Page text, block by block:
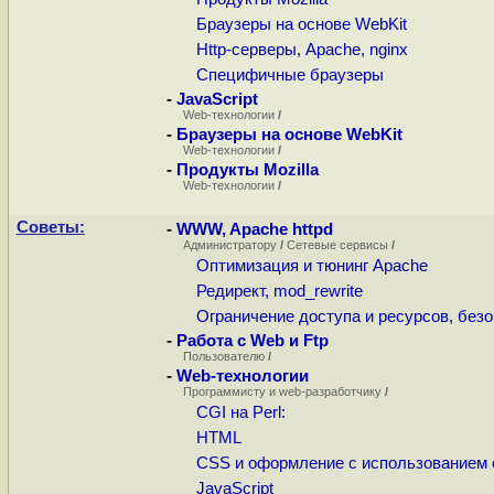
Браузеры на основе WebKit
Http-серверы, Apache, nginx
Специфичные браузеры
- JavaScript
Web-технологии /
- Браузеры на основе WebKit
Web-технологии /
- Продукты Mozilla
Web-технологии /
Советы: - WWW, Apache httpd
Администратору / Сетевые сервисы /
Оптимизация и тюнинг Apache
Редирект, mod_rewrite
Ограничение доступа и ресурсов,
- Работа с Web и Ftp
Пользователю /
- Web-технологии
Программисту и web-разработчику /
CGI на Perl:
HTML
CSS и оформление с использованием
JavaScript